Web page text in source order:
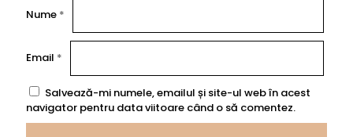
Nume *
Email *
Salvează-mi numele, emailul și site-ul web în acest
navigator pentru data viitoare când o să comentez.